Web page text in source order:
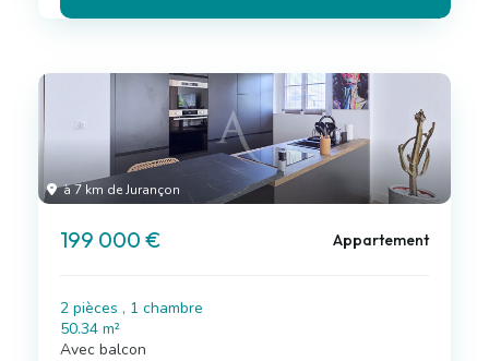
à 7 km de Jurançon
199 000 € Appartement
2 pièces , 1 chambre
50.34 m²
Avec balcon